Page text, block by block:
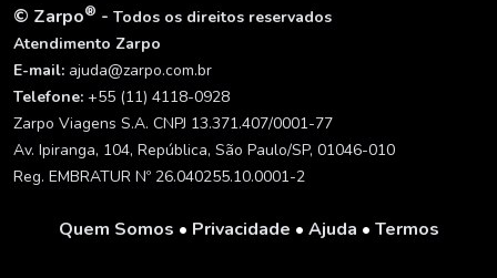
© Zarpo® - Todos os direitos reservados
Atendimento Zarpo
E-mail: ajuda@zarpo.com.br
Telefone: +55 (11) 4118-0928
Zarpo Viagens S.A. CNPJ 13.371.407/0001-77
Av. Ipiranga, 104, República, São Paulo/SP, 01046-010
Reg. EMBRATUR Nº 26.040255.10.0001-2
Quem Somos • Privacidade • Ajuda • Termos